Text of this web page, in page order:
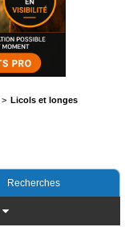
> Licols et longes
Recherches